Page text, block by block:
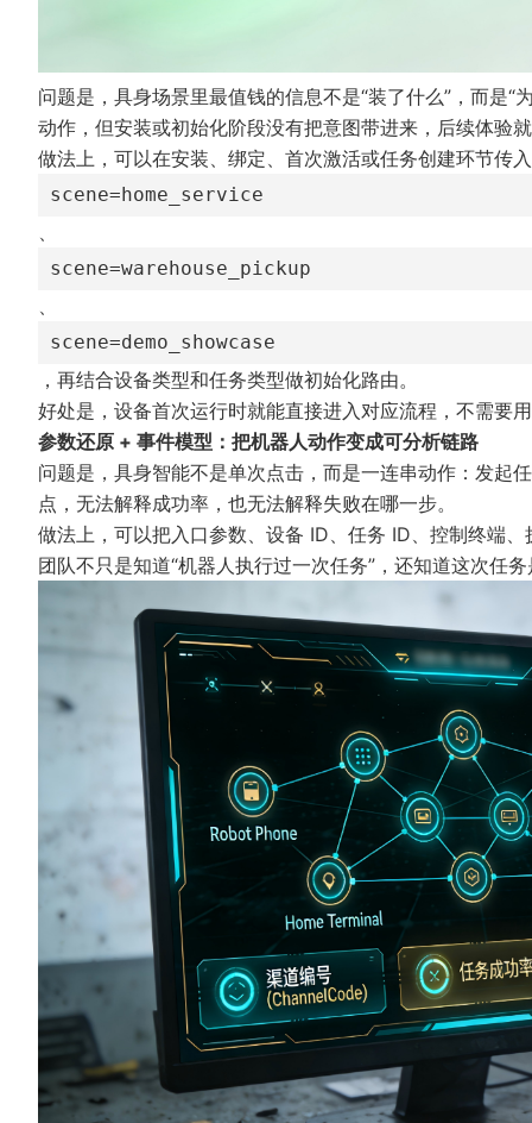
问题是，具身场景里最值钱的信息不是“装了什么”，而是
动作，但安装或初始化阶段没有把意图带进来，后续体验
做法上，可以在安装、绑定、首次激活或任务创建环节传
scene=home_service
scene=warehouse_pickup
scene=demo_showcase
，再结合设备类型和任务类型做初始化路由。
好处是，设备首次运行时就能直接进入对应流程，不需要
参数还原 + 事件模型：把机器人动作变成可分析链路
问题是，具身智能不是单次点击，而是一连串动作：发起
点，无法解释成功率，也无法解释失败在哪一步。
做法上，可以把入口参数、设备 ID、任务 ID、控制终端
团队不只是知道“机器人执行过一次任务”，还知道这次任